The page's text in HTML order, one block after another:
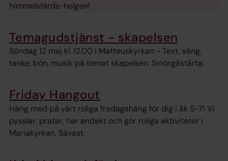
himmelsfärds-helgen!
Temagudstjänst - skapelsen
Söndag 12 maj kl. 12.00 i Matteuskyrkan - Text, sång,
tanke, bön, musik på temat skapelsen. Smörgåstårta.
Friday Hangout
Häng med på vårt roliga fredagshäng för dig i åk 5-7! Vi
pysslar, pratar, har andakt och gör roliga aktiviteter i
Mariakyrkan, Sävast.